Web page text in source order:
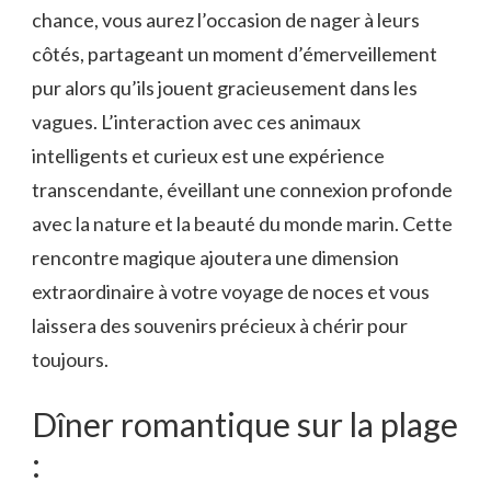
chance, vous aurez l’occasion de nager à leurs
côtés, partageant un moment d’émerveillement
pur alors qu’ils jouent gracieusement dans les
vagues. L’interaction avec ces animaux
intelligents et curieux est une expérience
transcendante, éveillant une connexion profonde
avec la nature et la beauté du monde marin. Cette
rencontre magique ajoutera une dimension
extraordinaire à votre voyage de noces et vous
laissera des souvenirs précieux à chérir pour
toujours.
Dîner romantique sur la plage
: